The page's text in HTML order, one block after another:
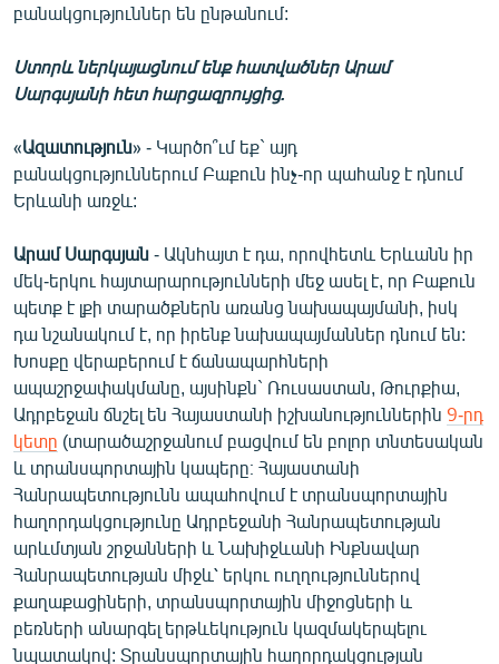
«Ազատության» բոլոր կայքերը
բանակցություններ են ընթանում:
Ստորև ներկայացնում ենք հատվածներ Արամ
Սարգսյանի հետ հարցազրույցից.
«Ազատություն» - Կարծո՞ւմ եք` այդ
բանակցություններում Բաքուն ինչ-որ պահանջ է դնում
Երևանի առջև:
Արամ Սարգսյան - Ակնհայտ է դա, որովհետև Երևանն իր
մեկ-երկու հայտարարությունների մեջ ասել է, որ Բաքուն
պետք է լքի տարածքներն առանց նախապայմանի, իսկ
դա նշանակում է, որ իրենք նախապայմաններ դնում են:
Խոսքը վերաբերում է ճանապարհների
ապաշրջափակմանը, այսինքն` Ռուսաստան, Թուրքիա,
Ադրբեջան ճնշել են Հայաստանի իշխանություններին 9-րդ
կետը (տարածաշրջանում բացվում են բոլոր տնտեսական
և տրանսպորտային կապերը։ Հայաստանի
Հանրապետությունն ապահովում է տրանսպորտային
հաղորդակցությունը Ադրբեջանի Հանրապետության
արևմտյան շրջանների և Նախիջևանի Ինքնավար
Հանրապետության միջև՝ երկու ուղղություններով
քաղաքացիների, տրանսպորտային միջոցների և
բեռների անարգել երթևեկություն կազմակերպելու
նպատակով: Տրանսպորտային հաղորդակցության